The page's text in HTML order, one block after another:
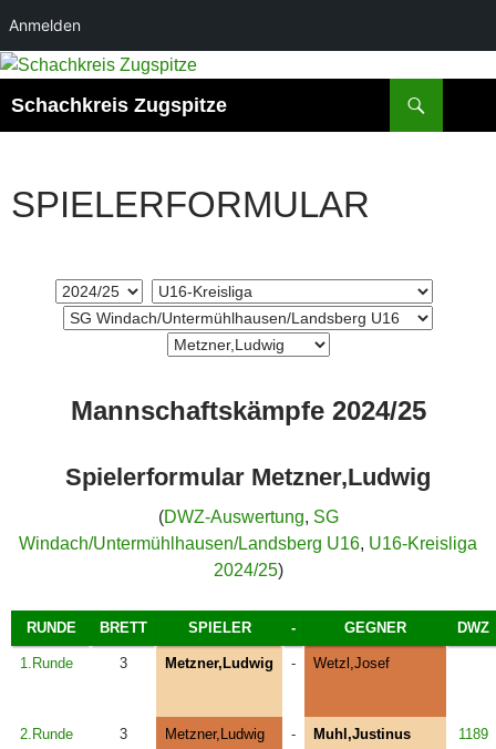
Anmelden
Zum
springen
Schachkreis Zugspitze
SPIELERFORMULAR
Mannschaftskämpfe 2024/25
Spielerformular Metzner,Ludwig
(DWZ-Auswertung, SG
Windach/Untermühlhausen/Landsberg U16, U16-Kreisliga
2024/25)
RUNDE BRETT SPIELER - GEGNER DWZ
1.Runde 3 Metzner,Ludwig - Wetzl,Josef
2.Runde 3 Metzner,Ludwig - Muhl,Justinus 1189